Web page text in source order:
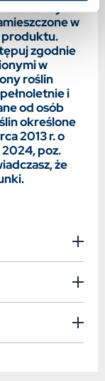
w
produktu.
zgodnie
w
roślin
i
od osób
określone
2013 r. o
2024, poz.
że